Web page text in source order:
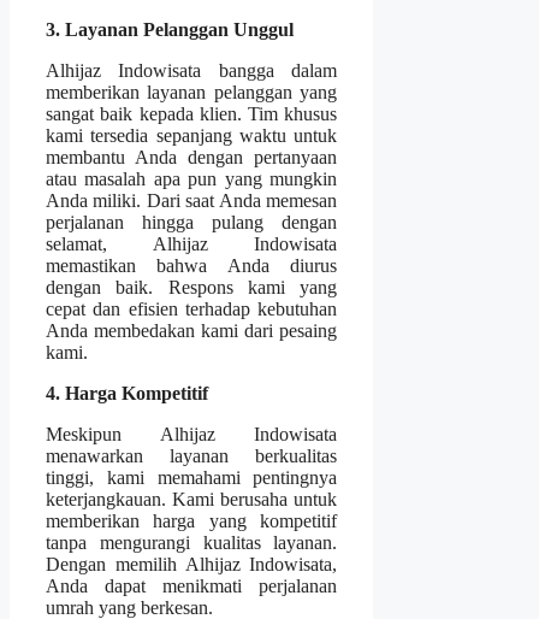
3. Layanan Pelanggan Unggul
Alhijaz Indowisata bangga dalam
memberikan layanan pelanggan yang
sangat baik kepada klien. Tim khusus
kami tersedia sepanjang waktu untuk
membantu Anda dengan pertanyaan
atau masalah apa pun yang mungkin
Anda miliki. Dari saat Anda memesan
perjalanan hingga pulang dengan
selamat, Alhijaz Indowisata
memastikan bahwa Anda diurus
dengan baik. Respons kami yang
cepat dan efisien terhadap kebutuhan
Anda membedakan kami dari pesaing
kami.
4. Harga Kompetitif
Meskipun Alhijaz Indowisata
menawarkan layanan berkualitas
tinggi, kami memahami pentingnya
keterjangkauan. Kami berusaha untuk
memberikan harga yang kompetitif
tanpa mengurangi kualitas layanan.
Dengan memilih Alhijaz Indowisata,
Anda dapat menikmati perjalanan
umrah yang berkesan.